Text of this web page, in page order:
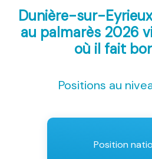
Dunière-sur-
au palmarès 2026
où il fait
Positions au
Position